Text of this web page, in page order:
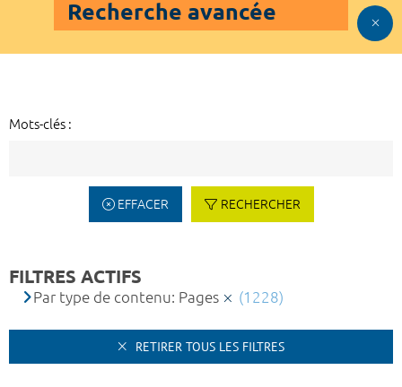
Recherche avancée
Mots-clés :
EFFACER RECHERCHER
FILTRES ACTIFS
Par type de contenu: Pages (1228)
RETIRER TOUS LES FILTRES